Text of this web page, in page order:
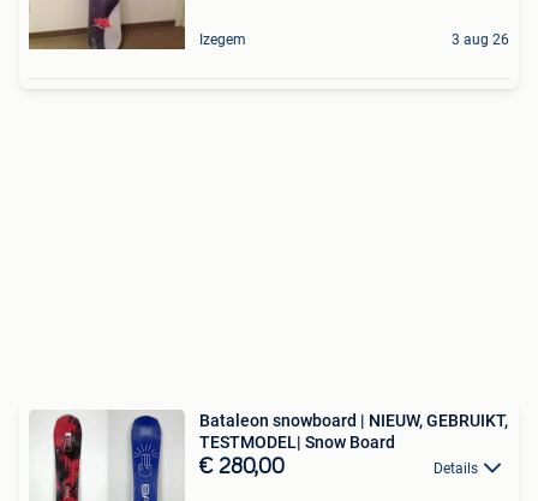
Izegem 3 aug 26
Bataleon snowboard | NIEUW, GEBRUIKT,
TESTMODEL| Snow Board
€ 280,00 Details